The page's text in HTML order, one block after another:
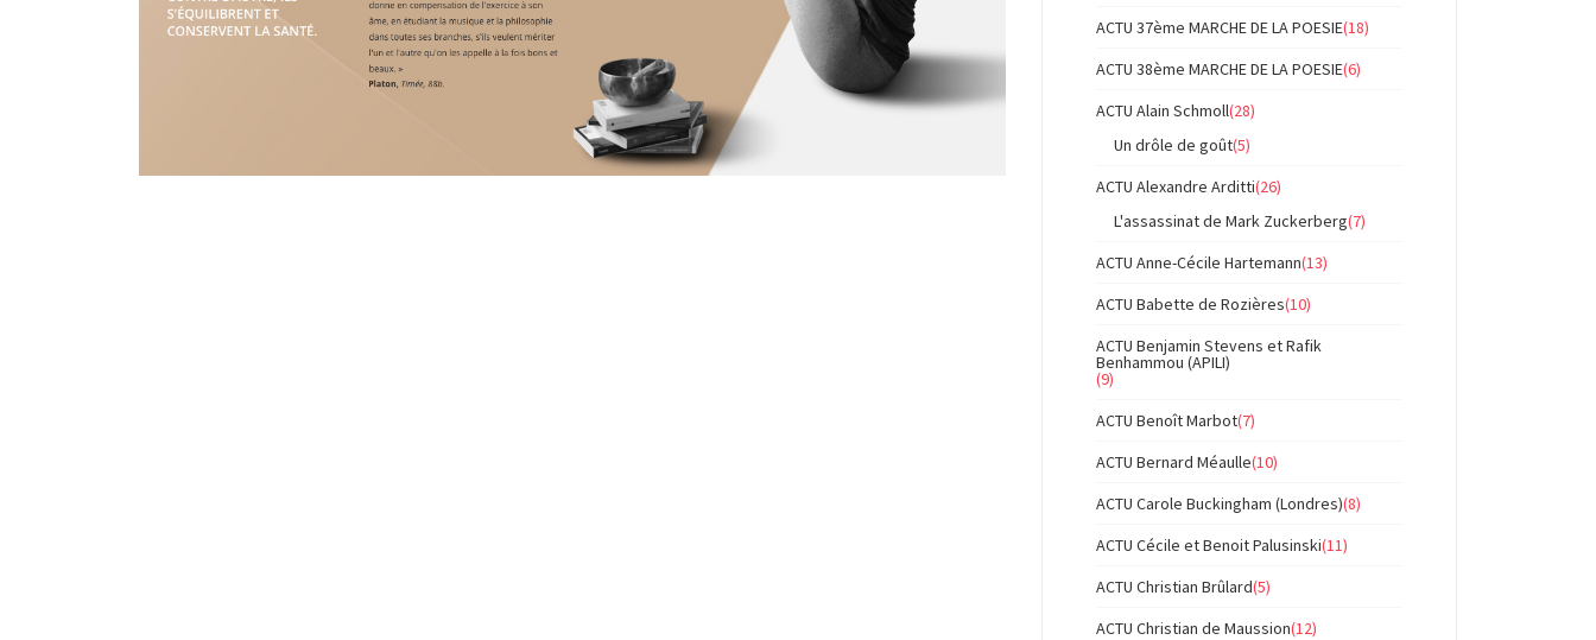
ACTU 37ème MARCHE DE LA POESIE(18)
ACTU 38ème MARCHE DE LA POESIE(6)
ACTU Alain Schmoll(28)
Un drôle de goût(5)
ACTU Alexandre Arditti(26)
L'assassinat de Mark Zuckerberg(7)
ACTU Anne-Cécile Hartemann(13)
ACTU Babette de Rozières(10)
ACTU Benjamin Stevens et Rafik
Benhammou (APILI)
(9)
ACTU Benoît Marbot(7)
ACTU Bernard Méaulle(10)
ACTU Carole Buckingham (Londres)(8)
ACTU Cécile et Benoit Palusinski(11)
ACTU Christian Brûlard(5)
ACTU Christian de Maussion(12)